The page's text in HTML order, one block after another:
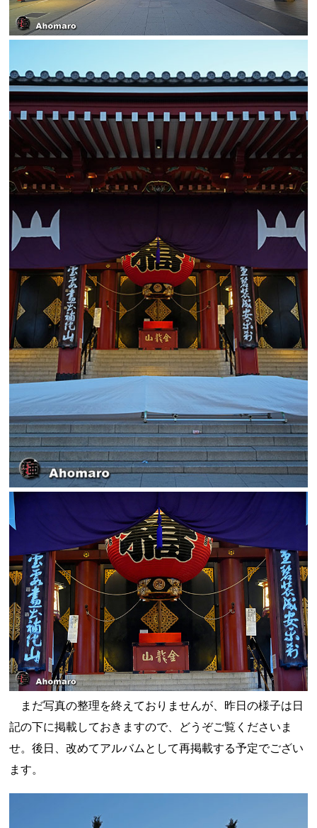
まだ写真の整理を終えておりませんが、昨日の様子は日
記の下に掲載しておきますので、どうぞご覧くださいま
せ。後日、改めてアルバムとして再掲載する予定でござい
ます。